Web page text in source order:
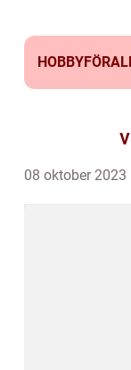
08 oktober 2023